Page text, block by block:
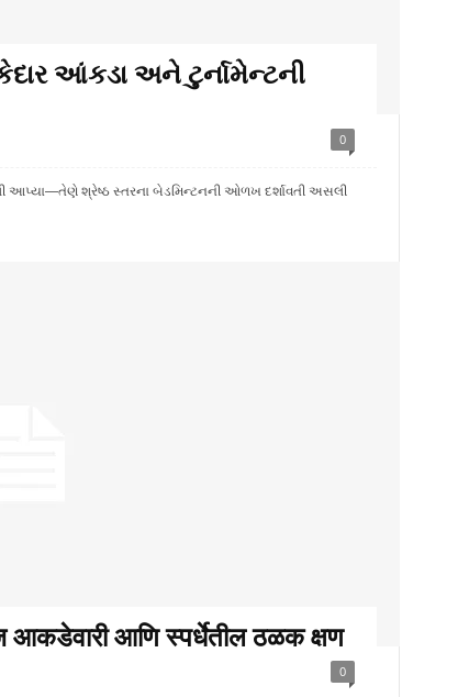
આંકડા અને ટુર્નામેન્ટની
0
આપ્યા—તેણે શ્રેષ્ઠ સ્તરના બેડમિન્ટનની ઓળખ દર્શાવતી અસલી
आकडेवारी आणि स्पर्धेतील ठळक क्षण
0